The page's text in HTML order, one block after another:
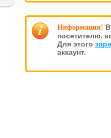
Информация!
посетителю,
Для этого
аккаунт.